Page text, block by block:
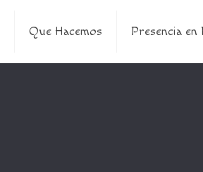
Que Hacemos Presencia en